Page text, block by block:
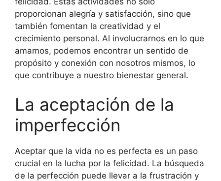
proporcionan alegría y satisfacción, sino que
también fomentan la creatividad y el
crecimiento personal. Al involucrarnos en lo que
amamos, podemos encontrar un sentido de
propósito y conexión con nosotros mismos, lo
que contribuye a nuestro bienestar general.
La aceptación de la
imperfección
Aceptar que la vida no es perfecta es un paso
crucial en la lucha por la felicidad. La búsqueda
de la perfección puede llevar a la frustración y